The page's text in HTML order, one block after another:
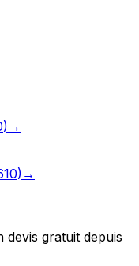
) →
) →
gratuit depuis